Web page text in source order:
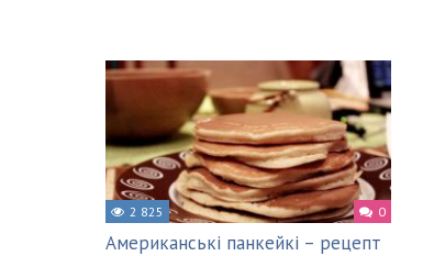
2 825 0
Американські панкейкі – рецепт